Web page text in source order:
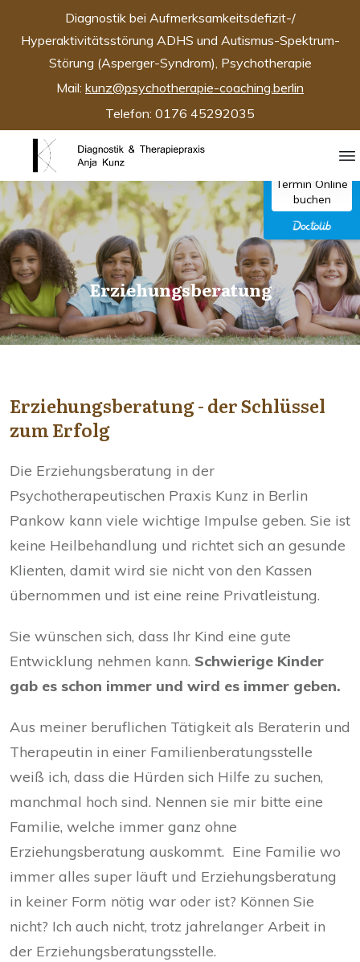
Diagnostik bei Aufmerksamkeitsdefizit-/
Hyperaktivitätsstörung ADHS und Autismus-Spektrum-
Störung (Asperger-Syndrom), Psychotherapie
Mail: kunz@psychotherapie-coaching.berlin
Telefon: 0176 45292035
Erziehungsberatung
Erziehungsberatung - der Schlüssel
zum Erfolg
Die Erziehungsberatung in der
Psychotherapeutischen Praxis Kunz in Berlin
Pankow kann viele wichtige Impulse geben. Sie ist
keine Heilbehandlung und richtet sich an gesunde
Klienten, damit wird sie nicht von den Kassen
übernommen und ist eine reine Privatleistung.
Sie wünschen sich, dass Ihr Kind eine gute
Entwicklung nehmen kann. Schwierige Kinder
gab es schon immer und wird es immer geben.
Aus meiner beruflichen Tätigkeit als Beraterin und
Therapeutin in einer Familienberatungsstelle
weiß ich, dass die Hürden sich Hilfe zu suchen,
manchmal hoch sind. Nennen sie mir bitte eine
Familie, welche immer ganz ohne
Erziehungsberatung auskommt. Eine Familie wo
immer alles super läuft und Erziehungsberatung
in keiner Form nötig war oder ist? Können Sie
nicht? Ich auch nicht, trotz jahrelanger Arbeit in
der Erziehungsberatungsstelle.
Termin Online
buchen